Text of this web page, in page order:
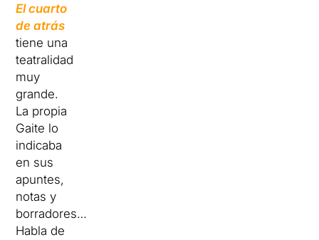
El cuarto
de atrás
tiene una
teatralidad
muy
grande.
La propia
Gaite lo
indicaba
en sus
apuntes,
notas y
borradores…
Habla de